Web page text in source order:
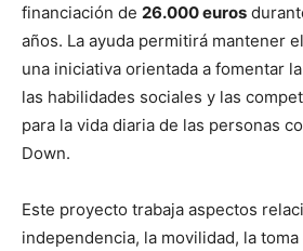
financiación de 26.000 euros
años. La ayuda permitirá mantener
una iniciativa orientada a fomentar
las habilidades sociales y las
para la vida diaria de las personas
Down.
Este proyecto trabaja aspectos
independencia, la movilidad, la